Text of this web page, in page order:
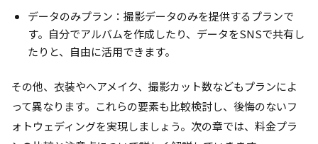
データのみプラン：撮影データのみを提供するプランで
す。自分でアルバムを作成したり、データをSNSで共有し
たりと、自由に活用できます。
その他、衣装やヘアメイク、撮影カット数などもプランによ
って異なります。これらの要素も比較検討し、後悔のないフ
ォトウェディングを実現しましょう。次の章では、料金プラ